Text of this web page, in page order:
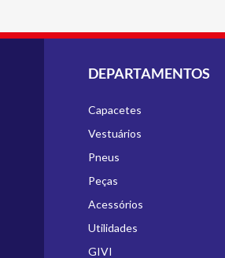
DEPARTAMENTOS
Capacetes
Vestuários
Pneus
Peças
Acessórios
Utilidades
GIVI